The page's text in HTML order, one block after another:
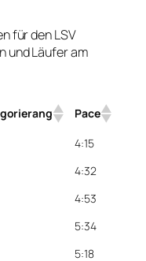
für den LSV
und Läufer am
Pace
4:15
4:32
4:53
5:34
5:18